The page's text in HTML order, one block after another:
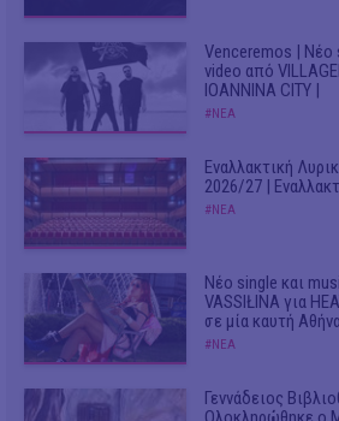
Venceremos | Νέο
video από
IOANNINA CITY |
#ΝΕΑ
Εναλλακτική
2026/27 |
#ΝΕΑ
Νέο single και
VASSIŁINA για
σε μία καυτή
#ΝΕΑ
Γεννάδειος